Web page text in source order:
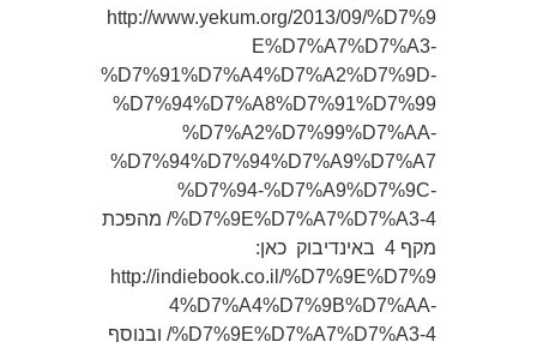
http://www.yekum.org/2013/09/%D7%9
E%D7%A7%D7%A3-
%D7%91%D7%A4%D7%A2%D7%9D-
%D7%94%D7%A8%D7%91%D7%99
%D7%A2%D7%99%D7%AA-
%D7%94%D7%94%D7%A9%D7%A7
%D7%94-%D7%A9%D7%9C-
%D7%9E%D7%A7%D7%A3-4/ מהפכת
מקף 4 באינדיבוק כאן:
http://indiebook.co.il/%D7%9E%D7%9
4%D7%A4%D7%9B%D7%AA-
%D7%9E%D7%A7%D7%A3-4/ ובנוסף